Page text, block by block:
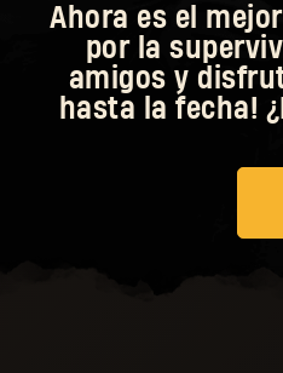
Ahora es el
por la
amigos y
hasta la fecha!